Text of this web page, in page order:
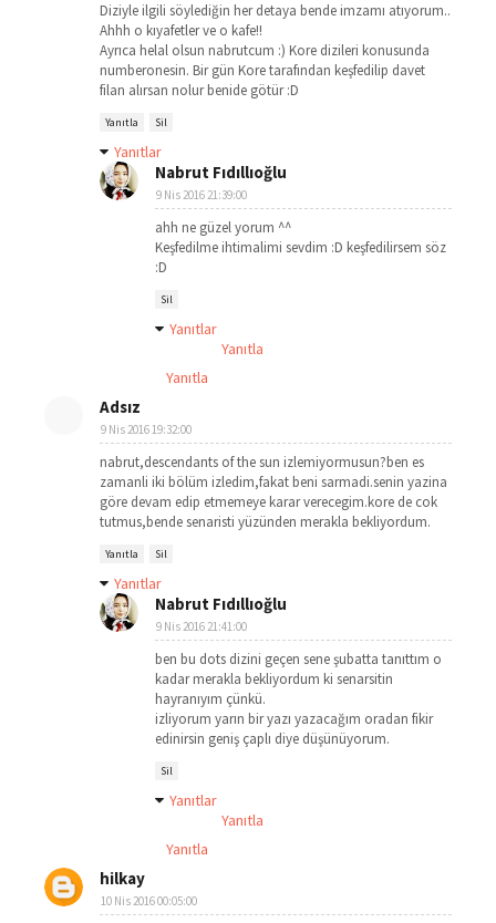
Diziyle ilgili söylediğin her detaya bende imzamı atıyorum..
Ahhh o kıyafetler ve o kafe!!
Ayrıca helal olsun nabrutcum :) Kore dizileri konusunda
numberonesin. Bir gün Kore tarafından keşfedilip davet
filan alırsan nolur benide götür :D
Yanıtla Sil
Yanıtlar
Nabrut Fıdıllıoğlu
9 Nis 2016 21:39:00
ahh ne güzel yorum ^^
Keşfedilme ihtimalimi sevdim :D keşfedilirsem söz
:D
Sil
Yanıtlar
Yanıtla
Yanıtla
Adsız
9 Nis 2016 19:32:00
nabrut,descendants of the sun izlemiyormusun?ben es
zamanli iki bölüm izledim,fakat beni sarmadi.senin yazina
göre devam edip etmemeye karar verecegim.kore de cok
tutmus,bende senaristi yüzünden merakla bekliyordum.
Yanıtla Sil
Yanıtlar
Nabrut Fıdıllıoğlu
9 Nis 2016 21:41:00
ben bu dots dizini geçen sene şubatta tanıttım o
kadar merakla bekliyordum ki senarsitin
hayranıyım çünkü.
izliyorum yarın bir yazı yazacağım oradan fikir
edinirsin geniş çaplı diye düşünüyorum.
Sil
Yanıtlar
Yanıtla
Yanıtla
hilkay
10 Nis 2016 00:05:00